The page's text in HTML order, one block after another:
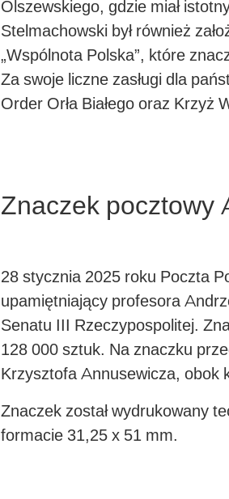
Olszewskiego, gdzie miał
Stelmachowski był również
„Wspólnota Polska”, które
Za swoje liczne zasługi dla
Order Orła Białego oraz Krzyż
Znaczek pocztowy
28 stycznia 2025 roku Poczta
upamiętniający profesora
Senatu III Rzeczypospolitej.
128 000 sztuk. Na znaczku
Krzysztofa Annusewicza, obok
Znaczek został wydrukowany
formacie 31,25 x 51 mm.